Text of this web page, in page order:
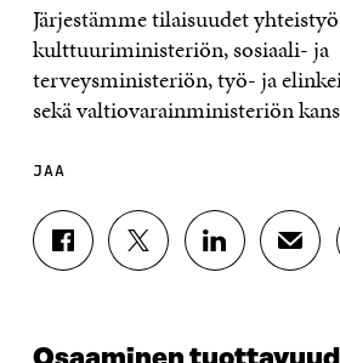
Järjestämme tilaisuudet
kulttuuriministeriön, sosiaali- ja
terveysministeriön, työ- ja
sekä valtiovarainministeriön
JAA
J
A
C
J
A
I
J
A
N
J
A
H